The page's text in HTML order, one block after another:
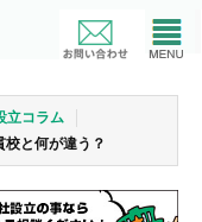
立コラム
と何が違う？